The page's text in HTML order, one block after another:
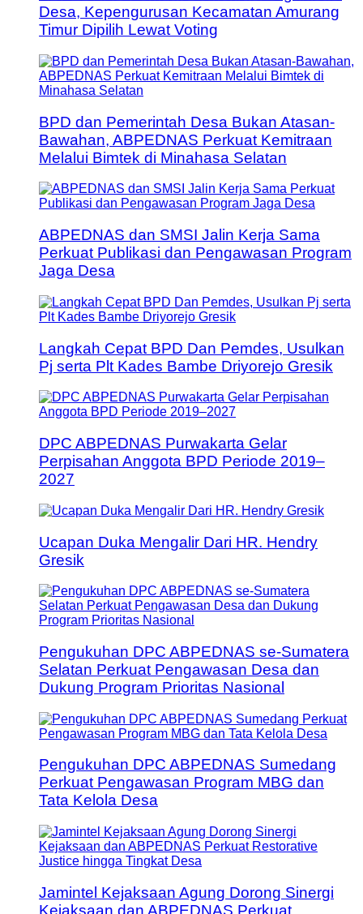
Desa, Kepengurusan Kecamatan Amurang
Timur Dipilih Lewat Voting
BPD dan Pemerintah Desa Bukan Atasan-
Bawahan, ABPEDNAS Perkuat Kemitraan
Melalui Bimtek di Minahasa Selatan
ABPEDNAS dan SMSI Jalin Kerja Sama
Perkuat Publikasi dan Pengawasan Program
Jaga Desa
Langkah Cepat BPD Dan Pemdes, Usulkan
Pj serta Plt Kades Bambe Driyorejo Gresik
DPC ABPEDNAS Purwakarta Gelar
Perpisahan Anggota BPD Periode 2019–
2027
Ucapan Duka Mengalir Dari HR. Hendry
Gresik
Pengukuhan DPC ABPEDNAS se-Sumatera
Selatan Perkuat Pengawasan Desa dan
Dukung Program Prioritas Nasional
Pengukuhan DPC ABPEDNAS Sumedang
Perkuat Pengawasan Program MBG dan
Tata Kelola Desa
Jamintel Kejaksaan Agung Dorong Sinergi
Kejaksaan dan ABPEDNAS Perkuat